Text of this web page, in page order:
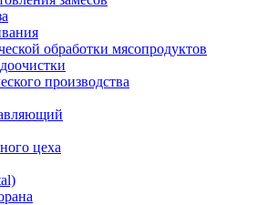
обработки мясопродуктов
производства
цеха